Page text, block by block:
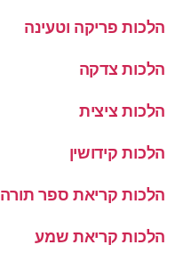
הלכות פריקה וטעינה
הלכות צדקה
הלכות ציצית
הלכות קידושין
הלכות קריאת ספר תורה
הלכות קריאת שמע